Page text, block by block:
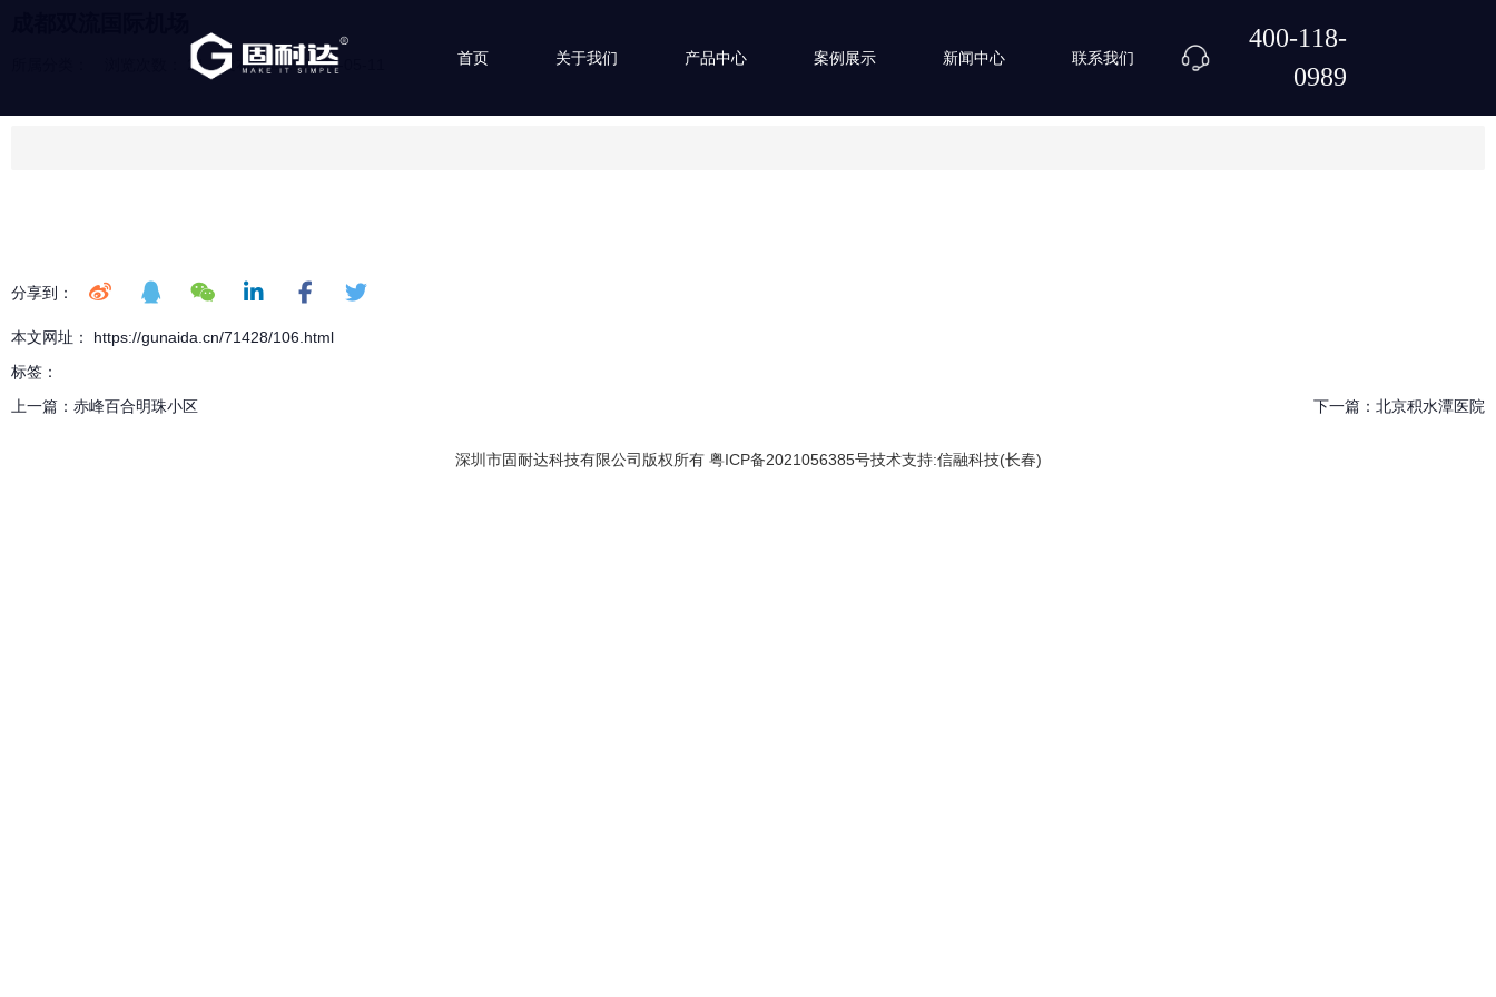
首页 关于我们 产品中心 案例展示 新闻中心 联系我们
400-118-
0989
21 发布时间： 2026-05-11
分享到：
本文网址： https://gunaida.cn/71428/106.html
标签：
上一篇： 赤峰百合明珠小区 下一篇： 北京积水潭医院
深圳市固耐达科技有限公司版权所有 粤ICP备2021056385号技术支持:信融科技(长春)